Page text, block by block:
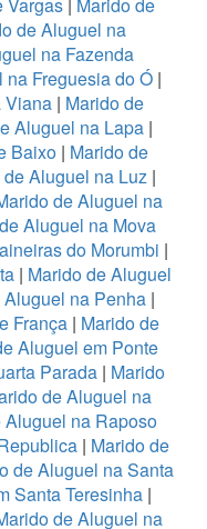
de Aluguel na
na Fazenda
Freguesia do Ó |
Viana| Marido de
Aluguel na Lapa |
Baixo | Marido de
de Aluguel na Luz|
de Aluguel na
Aluguel na Mova
do Morumbi |
| Marido de Aluguel
na Penha|
França | Marido de
Aluguel em Ponte
Parada| Marido
de Aluguel na
Aluguel na Raposo
| Marido de
de Aluguel na Santa
Santa Teresinha |
de Aluguel na